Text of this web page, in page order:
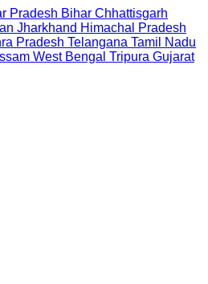
Pradesh Bihar Chhattisgarh
Jharkhand Himachal Pradesh
Pradesh Telangana Tamil Nadu
West Bengal Tripura Gujarat